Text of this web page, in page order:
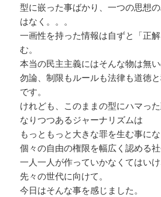
型に嵌った事ばかり、一つの思想
はなく。。。
一画性を持った情報は自ずと「正
む。
本当の民主主義にはそんな物は無い
勿論、制限もルールも法律も道徳
です。
けれども、このままの型にハマっ
なりつつあるジャーナリズムは
もっともっと大きな罪を生む事にな
個々の自由の権限を幅広く認める
一人一人が作っていかなくてはいけ
先々の世代に向けて。
今日はそんな事を感じました。